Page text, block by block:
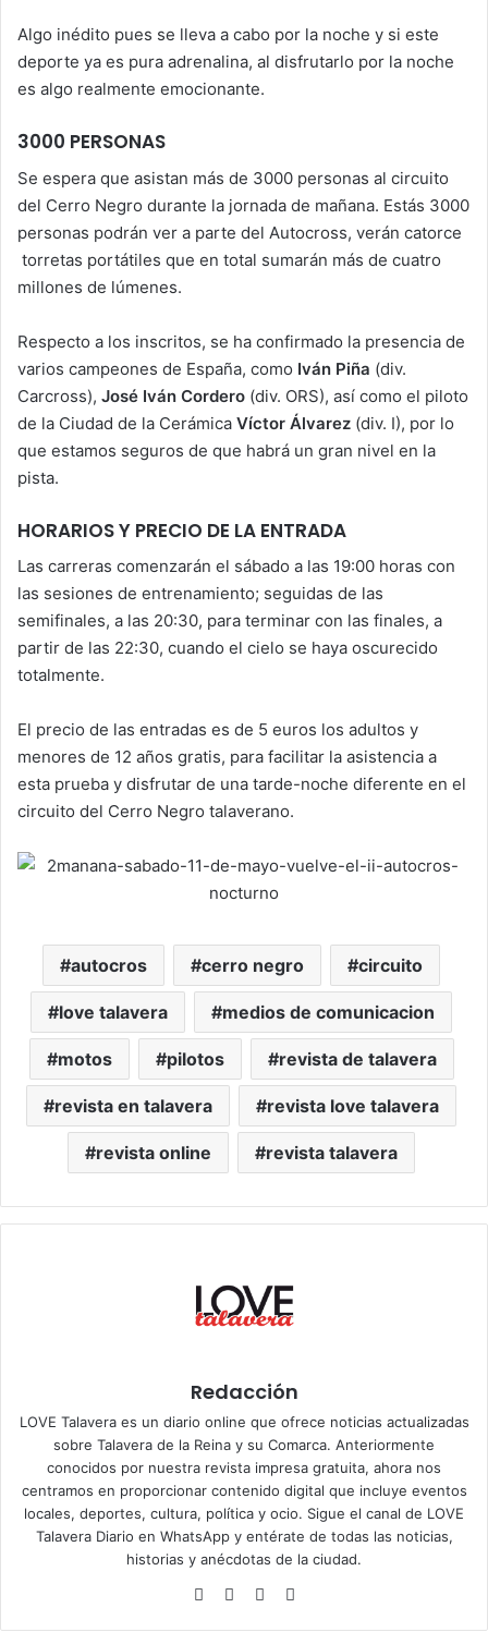
Algo inédito pues se lleva a cabo por la noche y si este
deporte ya es pura adrenalina, al disfrutarlo por la noche
es algo realmente emocionante.
3000 PERSONAS
Se espera que asistan más de 3000 personas al circuito
del Cerro Negro durante la jornada de mañana. Estás 3000
personas podrán ver a parte del Autocross, verán catorce
torretas portátiles que en total sumarán más de cuatro
millones de lúmenes.
Respecto a los inscritos, se ha confirmado la presencia de
varios campeones de España, como Iván Piña (div.
Carcross), José Iván Cordero (div. ORS), así como el piloto
de la Ciudad de la Cerámica Víctor Álvarez (div. I), por lo
que estamos seguros de que habrá un gran nivel en la
pista.
HORARIOS Y PRECIO DE LA ENTRADA
Las carreras comenzarán el sábado a las 19:00 horas con
las sesiones de entrenamiento; seguidas de las
semifinales, a las 20:30, para terminar con las finales, a
partir de las 22:30, cuando el cielo se haya oscurecido
totalmente.
El precio de las entradas es de 5 euros los adultos y
menores de 12 años gratis, para facilitar la asistencia a
esta prueba y disfrutar de una tarde-noche diferente en el
circuito del Cerro Negro talaverano.
autocros cerro negro circuito
love talavera medios de comunicacion
motos pilotos revista de talavera
revista en talavera revista love talavera
revista online revista talavera
Redacción
LOVE Talavera es un diario online que ofrece noticias actualizadas
sobre Talavera de la Reina y su Comarca. Anteriormente
conocidos por nuestra revista impresa gratuita, ahora nos
centramos en proporcionar contenido digital que incluye eventos
locales, deportes, cultura, política y ocio. Sigue el canal de LOVE
Talavera Diario en WhatsAppy entérate de todas las noticias,
historias y anécdotas de la ciudad.
Siti
Fa
X